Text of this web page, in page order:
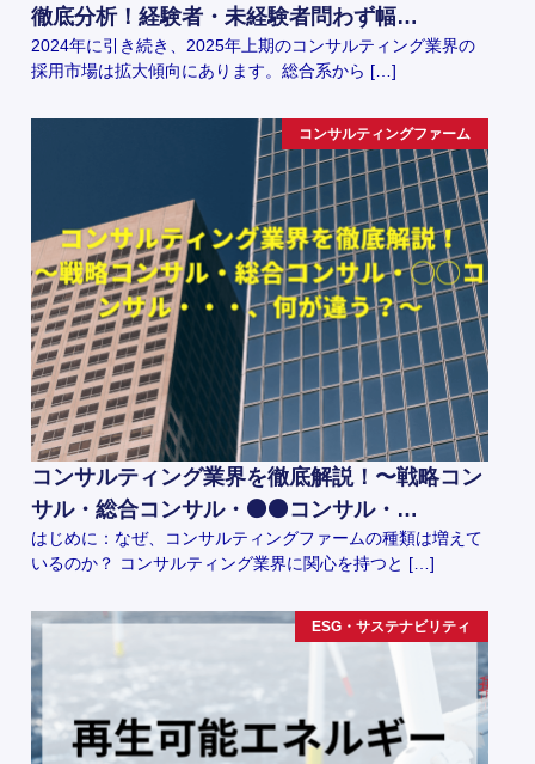
徹底分析！経験者・未経験者問わず幅…
2024年に引き続き、2025年上期のコンサルティング業界の
採用市場は拡大傾向にあります。総合系から […]
コンサルティングファーム
コンサルティング業界を徹底解説！〜戦略コン
サル・総合コンサル・⚫️⚫️コンサル・…
はじめに：なぜ、コンサルティングファームの種類は増えて
いるのか？ コンサルティング業界に関心を持つと […]
ESG・サステナビリティ